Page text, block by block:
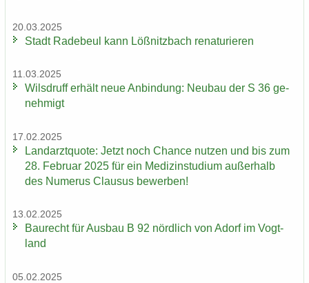
20.03.2025
Stadt Ra­de­beul kann Löß­nitz­bach re­na­tu­rie­ren
11.03.2025
Wilsd­ruff er­hält neue An­bin­dung: Neu­bau der S 36 ge­
neh­migt
17.02.2025
Land­arzt­quo­te: Jetzt noch Chan­ce nut­zen und bis zum
28. Fe­bru­ar 2025 für ein Me­di­zin­stu­di­um au­ßer­halb
des Nu­me­rus Clau­sus be­wer­ben!
13.02.2025
Bau­recht für Aus­bau B 92 nörd­lich von Adorf im Vogt­
land
05.02.2025